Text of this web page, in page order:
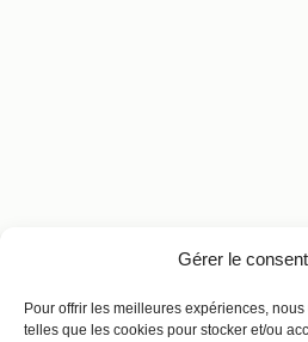
Gérer le
Pour offrir les meilleures expériences,
telles que les cookies pour stocker et/ou